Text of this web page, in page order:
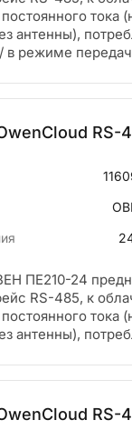
антенны),
в режиме
ПЕ210-24
RS-485, к
антенны),